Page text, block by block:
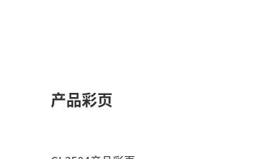
产品彩页